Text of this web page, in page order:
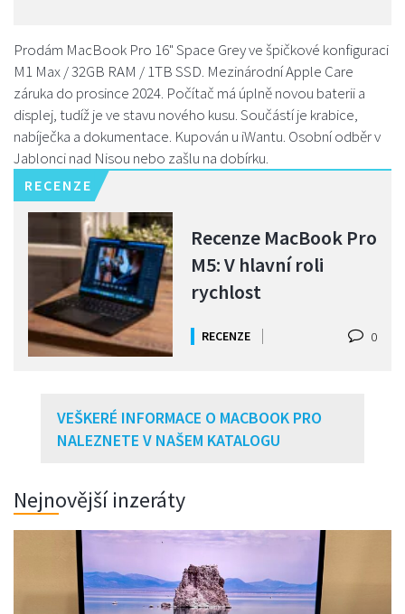
Prodám MacBook Pro 16" Space Grey ve špičkové konfiguraci
M1 Max / 32GB RAM / 1TB SSD. Mezinárodní Apple Care
záruka do prosince 2024. Počítač má úplně novou baterii a
displej, tudíž je ve stavu nového kusu. Součástí je krabice,
nabíječka a dokumentace. Kupován u iWantu. Osobní odběr v
Jablonci nad Nisou nebo zašlu na dobírku.
RECENZE
Recenze MacBook Pro
M5: V hlavní roli
rychlost
RECENZE 0
VEŠKERÉ INFORMACE O MACBOOK PRO
NALEZNETE V NAŠEM KATALOGU
Nejnovější inzeráty